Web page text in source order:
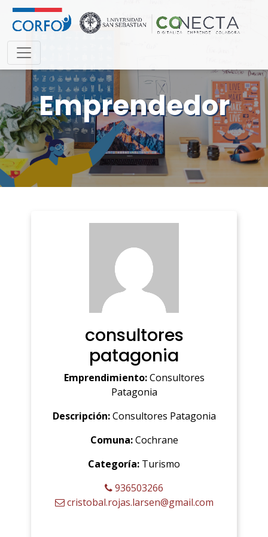
Emprendedor
consultores
patagonia
Emprendimiento:Consultores
Patagonia
Descripción:Consultores Patagonia
Comuna:Cochrane
Categoría: Turismo
936503266
cristobal.rojas.larsen@gmail.com